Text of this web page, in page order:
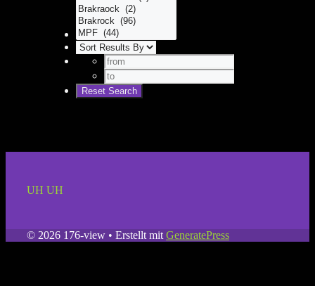
UH UH
© 2026 176-view • Erstellt mit GeneratePress